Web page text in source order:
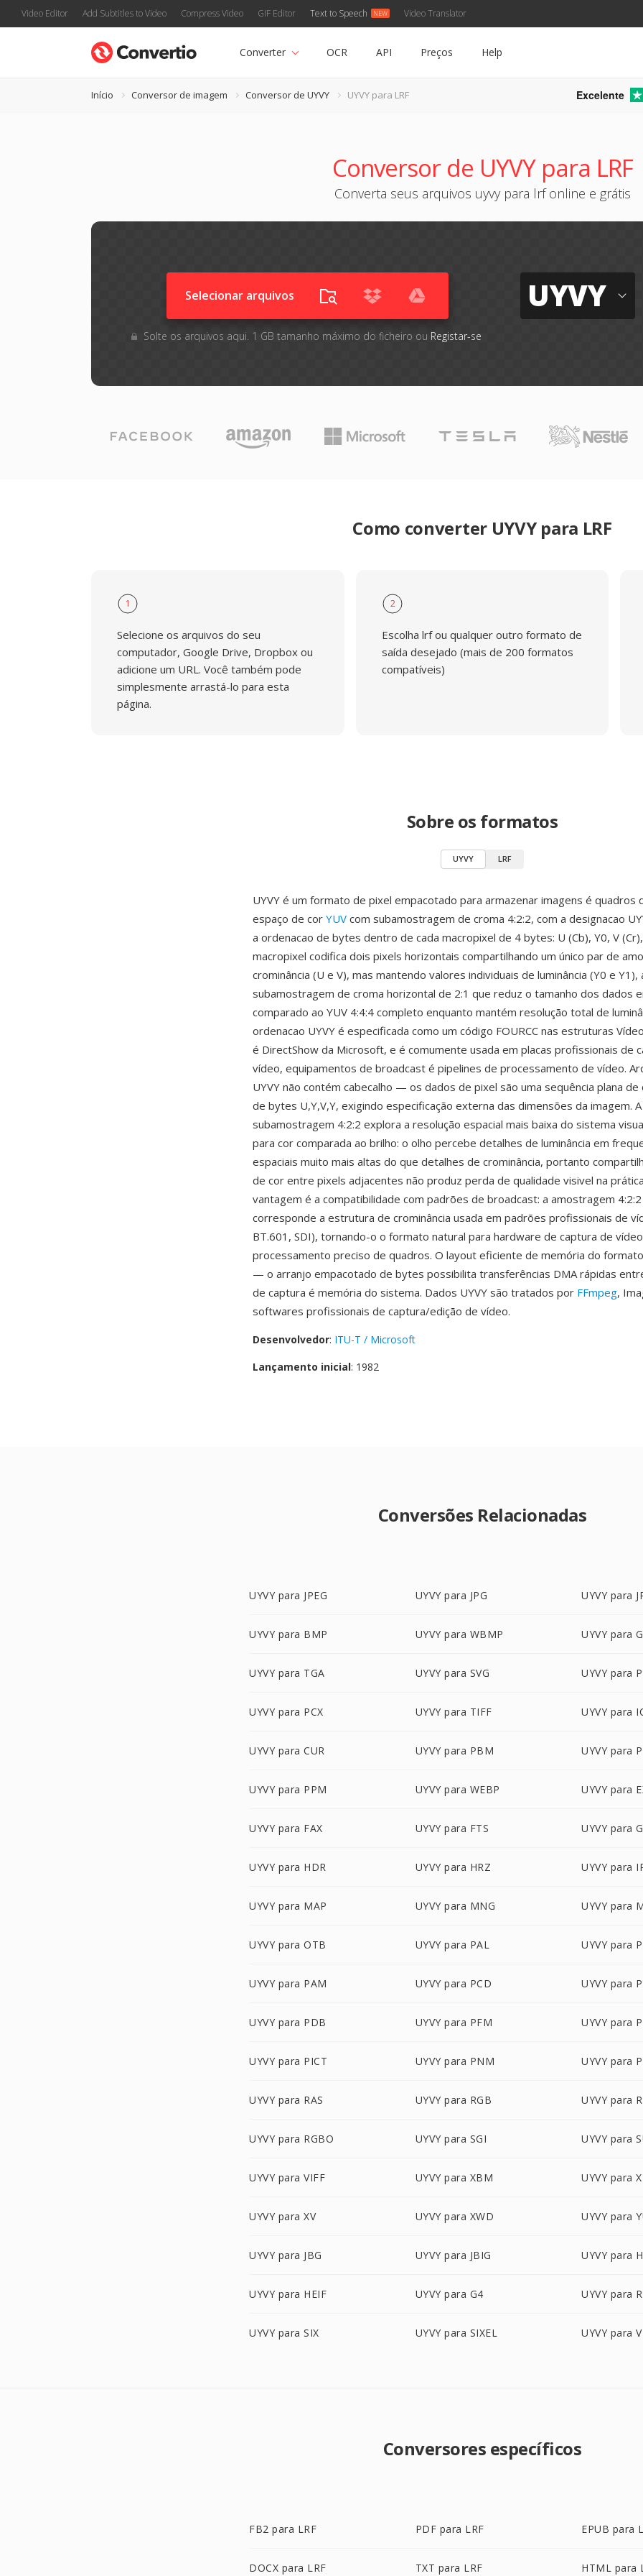
Video Editor Add Subtitles to Video Compress Video GIF Editor Text to Speech Video Translator
Converter OCR API Preços Help
Início Conversor de imagem Conversor de UYVY UYVY para LRF Excelente
Conversor de UYVY para LRF
Converta seus arquivos uyvy para lrf online e grátis
Selecionar arquivos
Solte os arquivos aqui. 1 GB tamanho máximo do ficheiro ou Registar-se
UYVY
Como converter UYVY para LRF
1
Selecione os arquivos do seu
computador, Google Drive, Dropbox ou
adicione um URL. Você também pode
simplesmente arrastá-lo para esta
página.
2
Escolha lrf ou qualquer outro formato de
saída desejado (mais de 200 formatos
compatíveis)
Sobre os formatos
UYVY LRF
UYVY é um formato de pixel empacotado para armazenar imagens é quadros
espaço de cor YUV com subamostragem de croma 4:2:2, com a designacao
a ordenacao de bytes dentro de cada macropixel de 4 bytes: U (Cb), Y0, V (Cr),
macropixel codifica dois pixels horizontais compartilhando um único par de
crominância (U e V), mas mantendo valores individuais de luminância (Y0 e Y1),
subamostragem de croma horizontal de 2:1 que reduz o tamanho dos dados
comparado ao YUV 4:4:4 completo enquanto mantém resolução total de
ordenacao UYVY é especificada como um código FOURCC nas estruturas
é DirectShow da Microsoft, e é comumente usada em placas profissionais de
vídeo, equipamentos de broadcast é pipelines de processamento de vídeo.
UYVY não contém cabecalho — os dados de pixel são uma sequência plana
de bytes U,Y,V,Y, exigindo especificação externa das dimensões da imagem. A
subamostragem 4:2:2 explora a resolução espacial mais baixa do sistema
para cor comparada ao brilho: o olho percebe detalhes de luminância em
espaciais muito mais altas do que detalhes de crominância, portanto
de cor entre pixels adjacentes não produz perda de qualidade visivel na
vantagem é a compatibilidade com padrões de broadcast: a amostragem 4:2:2
corresponde a estrutura de crominância usada em padrões profissionais de
BT.601, SDI), tornando-o o formato natural para hardware de captura de
processamento preciso de quadros. O layout eficiente de memória do
— o arranjo empacotado de bytes possibilita transferências DMA rápidas
de captura é memória do sistema. Dados UYVY são tratados por FFmpeg,
softwares profissionais de captura/edição de vídeo.
Desenvolvedor: ITU-T / Microsoft
Lançamento inicial: 1982
Conversões Relacionadas
UYVY para JPEG UYVY para JPG UYVY para
UYVY para BMP UYVY para WBMP UYVY para
UYVY para TGA UYVY para SVG UYVY para
UYVY para PCX UYVY para TIFF UYVY para
UYVY para CUR UYVY para PBM UYVY para
UYVY para PPM UYVY para WEBP UYVY para
UYVY para FAX UYVY para FTS UYVY para
UYVY para HDR UYVY para HRZ UYVY para
UYVY para MAP UYVY para MNG UYVY para
UYVY para OTB UYVY para PAL UYVY para
UYVY para PAM UYVY para PCD UYVY para
UYVY para PDB UYVY para PFM UYVY para
UYVY para PICT UYVY para PNM UYVY para
UYVY para RAS UYVY para RGB UYVY para
UYVY para RGBO UYVY para SGI UYVY para
UYVY para VIFF UYVY para XBM UYVY para
UYVY para XV UYVY para XWD UYVY para
UYVY para JBG UYVY para JBIG UYVY para
UYVY para HEIF UYVY para G4 UYVY para
UYVY para SIX UYVY para SIXEL UYVY para
Conversores específicos
FB2 para LRF PDF para LRF EPUB para
DOCX para LRF TXT para LRF HTML para